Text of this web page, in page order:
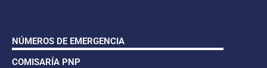
NÚMEROS DE EMERGENCIA
COMISARÍA PNP